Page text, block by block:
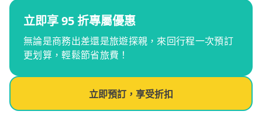
立即享 95 折專屬優惠
無論是商務出差還是旅遊探親，來回行程一次預訂
更划算，輕鬆節省旅費！
立即預訂，享受折扣